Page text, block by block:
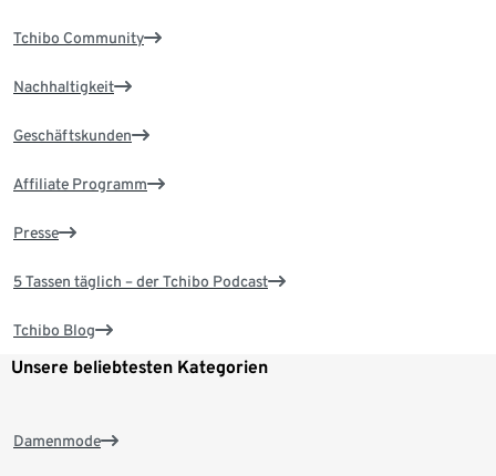
Tchibo Community
Nachhaltigkeit
Geschäftskunden
Affiliate Programm
Presse
5 Tassen täglich – der Tchibo Podcast
Tchibo Blog
Unsere beliebtesten Kategorien
Damenmode